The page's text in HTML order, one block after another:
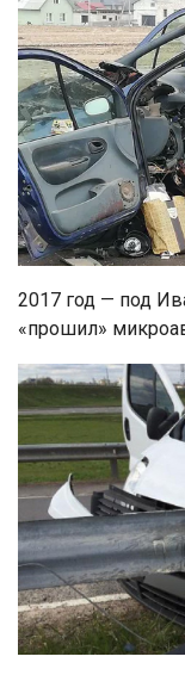
2017 год — под
«прошил»